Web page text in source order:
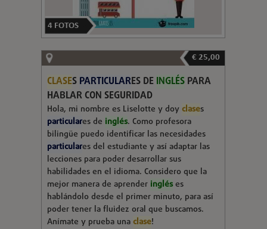
4 FOTOS
€ 25,00
CLASES PARTICULARES DE INGLÉSPARA
HABLAR CON SEGURIDAD
Hola, mi nombre es Liselotte y doyclases
particulares de inglés. Como profesora
bilingüe puedo identificar las necesidades
particulares del estudiante y así adaptar las
lecciones para poder desarrollar sus
habilidades en el idioma. Considero que la
mejor manera de aprender ingléses
hablándolo desde el primer minuto, para así
poder tener la fluidez oral que buscamos.
Anímate y prueba unaclase!